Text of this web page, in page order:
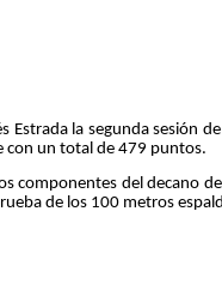
la segunda
con un total de 479 puntos.
del decano de
de los 100 metros